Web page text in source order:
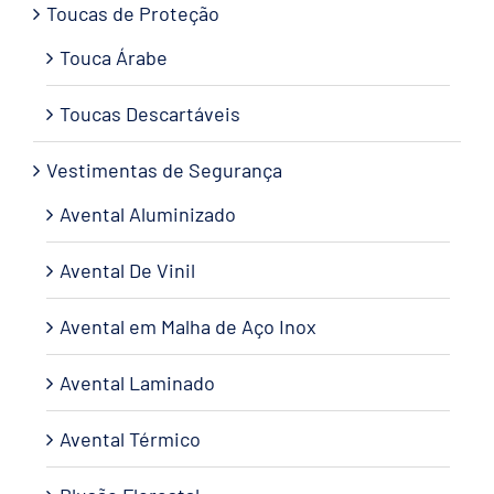
Toucas de Proteção
Touca Árabe
Toucas Descartáveis
Vestimentas de Segurança
Avental Aluminizado
Avental De Vinil
Avental em Malha de Aço Inox
Avental Laminado
Avental Térmico